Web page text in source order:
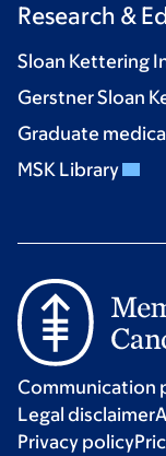
Research &
Sloan Kettering
Gerstner Sloan
Graduate
MSK Library
Communication
Legal disclaimer
Privacy policy